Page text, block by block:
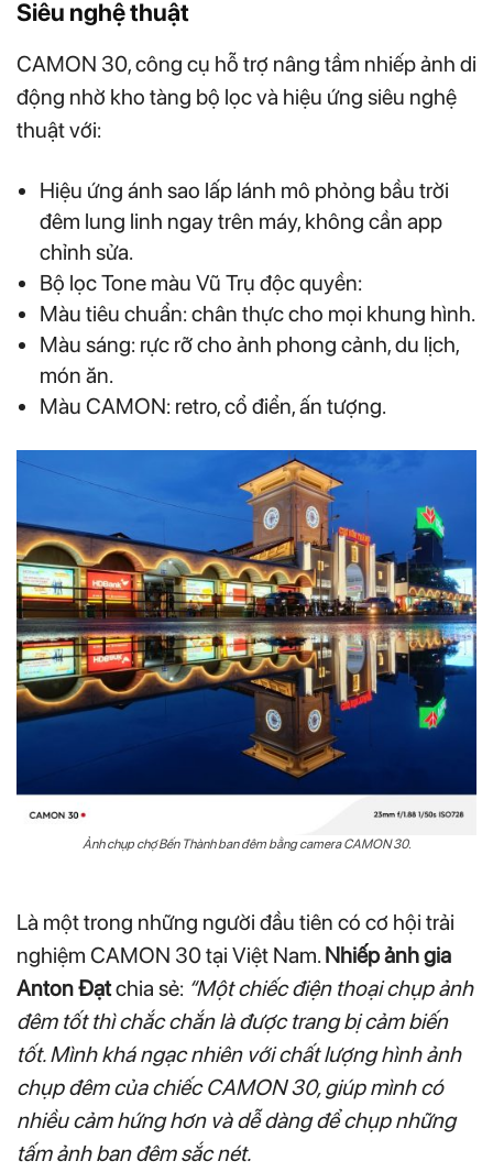
Siêu nghệ thuật
CAMON 30, công cụ hỗ trợ nâng tầm nhiếp ảnh di
động nhờ kho tàng bộ lọc và hiệu ứng siêu nghệ
thuật với:
Hiệu ứng ánh sao lấp lánh mô phỏng bầu trời
đêm lung linh ngay trên máy, không cần app
chỉnh sửa.
Bộ lọc Tone màu Vũ Trụ độc quyền:
Màu tiêu chuẩn: chân thực cho mọi khung hình.
Màu sáng: rực rỡ cho ảnh phong cảnh, du lịch,
món ăn.
Màu CAMON: retro, cổ điển, ấn tượng.
Ảnh chụp chợ Bến Thành ban đêm bằng camera CAMON 30.
Là một trong những người đầu tiên có cơ hội trải
nghiệm CAMON 30 tại Việt Nam. Nhiếp ảnh gia
Anton Đạtchia sẻ: “Một chiếc điện thoại chụp ảnh
đêm tốt thì chắc chắn là được trang bị cảm biến
tốt. Mình khá ngạc nhiên với chất lượng hình ảnh
chụp đêm của chiếc CAMON 30, giúp mình có
nhiều cảm hứng hơn và dễ dàng để chụp những
tấm ảnh ban đêm sắc nét.